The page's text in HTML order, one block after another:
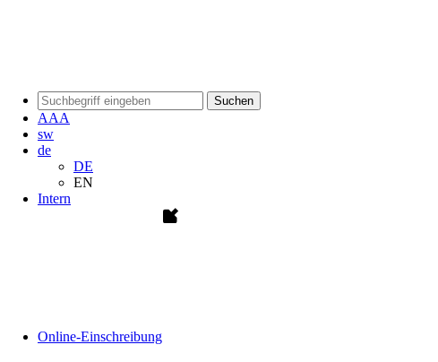
Suchen
AAA
sw
de
DE
EN
Intern
Online-Einschreibung